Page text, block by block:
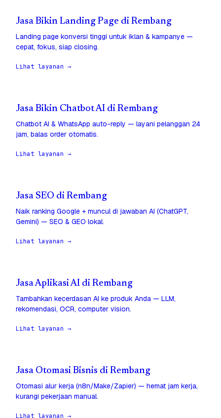
Jasa Bikin Landing Page di Rembang
Landing page konversi tinggi untuk iklan & kampanye —
cepat, fokus, siap closing.
Lihat layanan →
Jasa Bikin Chatbot AI di Rembang
Chatbot AI & WhatsApp auto-reply — layani pelanggan 24
jam, balas order otomatis.
Lihat layanan →
Jasa SEO di Rembang
Naik ranking Google + muncul di jawaban AI (ChatGPT,
Gemini) — SEO & GEO lokal.
Lihat layanan →
Jasa Aplikasi AI di Rembang
Tambahkan kecerdasan AI ke produk Anda — LLM,
rekomendasi, OCR, computer vision.
Lihat layanan →
Jasa Otomasi Bisnis di Rembang
Otomasi alur kerja (n8n/Make/Zapier) — hemat jam kerja,
kurangi pekerjaan manual.
Lihat layanan →